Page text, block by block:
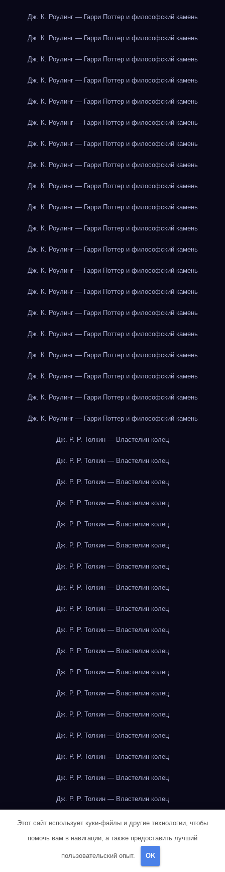
Дж. К. Роулинг — Гарри Поттер и философский камень
Дж. К. Роулинг — Гарри Поттер и философский камень
Дж. К. Роулинг — Гарри Поттер и философский камень
Дж. К. Роулинг — Гарри Поттер и философский камень
Дж. К. Роулинг — Гарри Поттер и философский камень
Дж. К. Роулинг — Гарри Поттер и философский камень
Дж. К. Роулинг — Гарри Поттер и философский камень
Дж. К. Роулинг — Гарри Поттер и философский камень
Дж. К. Роулинг — Гарри Поттер и философский камень
Дж. К. Роулинг — Гарри Поттер и философский камень
Дж. К. Роулинг — Гарри Поттер и философский камень
Дж. К. Роулинг — Гарри Поттер и философский камень
Дж. К. Роулинг — Гарри Поттер и философский камень
Дж. К. Роулинг — Гарри Поттер и философский камень
Дж. К. Роулинг — Гарри Поттер и философский камень
Дж. К. Роулинг — Гарри Поттер и философский камень
Дж. К. Роулинг — Гарри Поттер и философский камень
Дж. К. Роулинг — Гарри Поттер и философский камень
Дж. К. Роулинг — Гарри Поттер и философский камень
Дж. К. Роулинг — Гарри Поттер и философский камень
Дж. Р. Р. Толкин — Властелин колец
Дж. Р. Р. Толкин — Властелин колец
Дж. Р. Р. Толкин — Властелин колец
Дж. Р. Р. Толкин — Властелин колец
Дж. Р. Р. Толкин — Властелин колец
Дж. Р. Р. Толкин — Властелин колец
Дж. Р. Р. Толкин — Властелин колец
Дж. Р. Р. Толкин — Властелин колец
Дж. Р. Р. Толкин — Властелин колец
Дж. Р. Р. Толкин — Властелин колец
Дж. Р. Р. Толкин — Властелин колец
Дж. Р. Р. Толкин — Властелин колец
Дж. Р. Р. Толкин — Властелин колец
Дж. Р. Р. Толкин — Властелин колец
Дж. Р. Р. Толкин — Властелин колец
Дж. Р. Р. Толкин — Властелин колец
Дж. Р. Р. Толкин — Властелин колец
Дж. Р. Р. Толкин — Властелин колец
Дж. Р. Р. Толкин — Властелин колец
Дж. Р. Р. Толкин — Властелин колец
Этот сайт использует куки-файлы и другие технологии, чтобы
помочь вам в навигации, а также предоставить лучший
пользовательский опыт. OK